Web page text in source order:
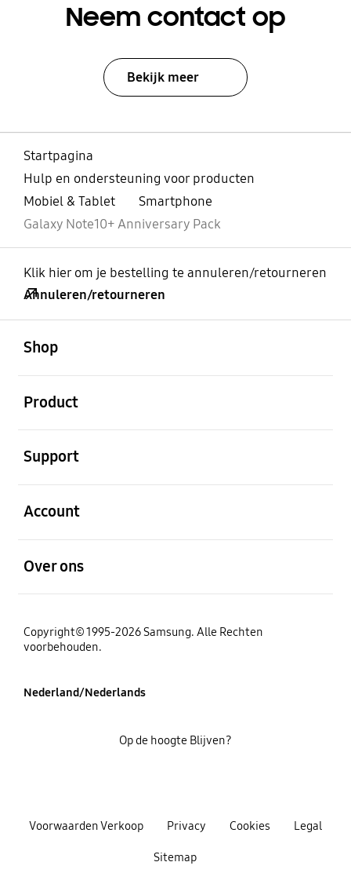
Neem contact op
Bekijk meer
Startpagina
Hulp en ondersteuning voor producten
Mobiel & Tablet
Smartphone
Galaxy Note10+ Anniversary Pack
Klik hier om je bestelling te annuleren/retourneren
Annuleren/retourneren
Shop
Product
Support
Account
Over ons
Copyright© 1995-2026 Samsung. Alle Rechten
voorbehouden.
Nederland/Nederlands
Voorwaarden Verkoop Privacy Cookies Legal
Sitemap
Op de hoogte Blijven?